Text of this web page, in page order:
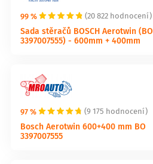
99 % (20 822 hodnocení)
Sada stěračů BOSCH Aerotwin (BO
3397007555) - 600mm + 400mm
97 % (9 175 hodnocení)
Bosch Aerotwin 600+400 mm BO
3397007555